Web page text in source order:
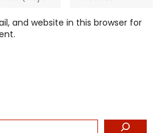
and website in this browser for